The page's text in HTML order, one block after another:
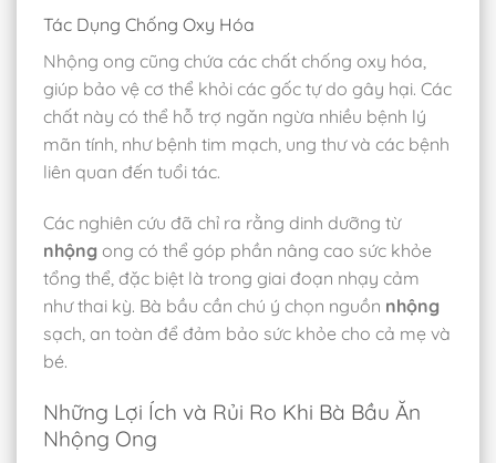
Tác Dụng Chống Oxy Hóa
Nhộng ong cũng chứa các chất chống oxy hóa,
giúp bảo vệ cơ thể khỏi các gốc tự do gây hại. Các
chất này có thể hỗ trợ ngăn ngừa nhiều bệnh lý
mãn tính, như bệnh tim mạch, ung thư và các bệnh
liên quan đến tuổi tác.
Các nghiên cứu đã chỉ ra rằng dinh dưỡng từ
nhộng ong có thể góp phần nâng cao sức khỏe
tổng thể, đặc biệt là trong giai đoạn nhạy cảm
như thai kỳ. Bà bầu cần chú ý chọn nguồn nhộng
sạch, an toàn để đảm bảo sức khỏe cho cả mẹ và
bé.
Những Lợi Ích và Rủi Ro Khi Bà Bầu Ăn
Nhộng Ong